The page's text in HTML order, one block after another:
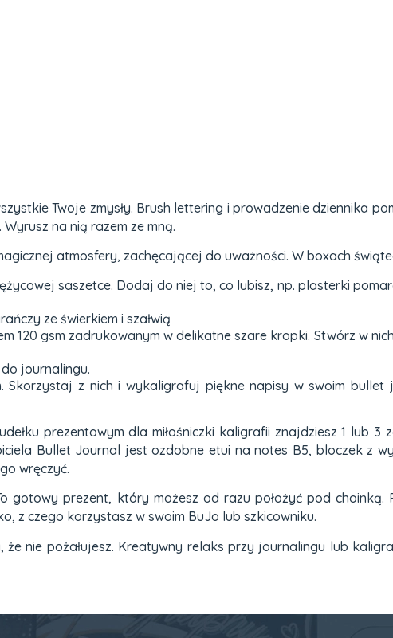
Twoje zmysły. Brush lettering i prowadzenie dziennika
na nią razem ze mną.
atmosfery, zachęcającej do uważności. W boxach
saszetce. Dodaj do niej to, co lubisz, np. plasterki
ze świerkiem i szałwią
120 gsm zadrukowanym w delikatne szare kropki. Stwórz w
journalingu.
z nich i wykaligrafuj piękne napisy w swoim bullet
prezentowym dla miłośniczki kaligrafii znajdziesz 1 lub 3
Bullet Journal jest ozdobne etui na notes B5, bloczek z
wręczyć.
gotowy prezent, który możesz od razu położyć pod choinką.
z czego korzystasz w swoim BuJo lub szkicowniku.
nie pożałujesz. Kreatywny relaks przy journalingu lub